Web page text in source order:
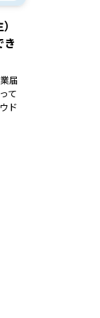
届
て
ド